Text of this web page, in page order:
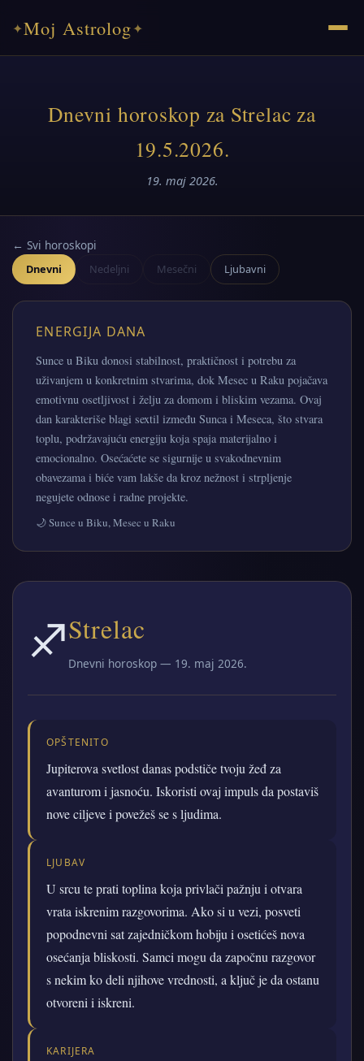
✦Moj Astrolog✦
Dnevni horoskop za Strelac za
19.5.2026.
19. maj 2026.
← Svi horoskopi
Dnevni Nedeljni Mesečni Ljubavni
ENERGIJA DANA
Sunce u Biku donosi stabilnost, praktičnost i potrebu za
uživanjem u konkretnim stvarima, dok Mesec u Raku pojačava
emotivnu osetljivost i želju za domom i bliskim vezama. Ovaj
dan karakteriše blagi sextil između Sunca i Meseca, što stvara
toplu, podržavajuću energiju koja spaja materijalno i
emocionalno. Osećaćete se sigurnije u svakodnevnim
obavezama i biće vam lakše da kroz nežnost i strpljenje
negujete odnose i radne projekte.
🌙 Sunce u Biku, Mesec u Raku
♐Strelac
Dnevni horoskop — 19. maj 2026.
OPŠTENITO
Jupiterova svetlost danas podstiče tvoju žeđ za
avanturom i jasnoću. Iskoristi ovaj impuls da postaviš
nove ciljeve i povežeš se s ljudima.
LJUBAV
U srcu te prati toplina koja privlači pažnju i otvara
vrata iskrenim razgovorima. Ako si u vezi, posveti
popodnevni sat zajedničkom hobiju i osetićeš nova
osećanja bliskosti. Samci mogu da započnu razgovor
s nekim ko deli njihove vrednosti, a ključ je da ostanu
otvoreni i iskreni.
KARIJERA